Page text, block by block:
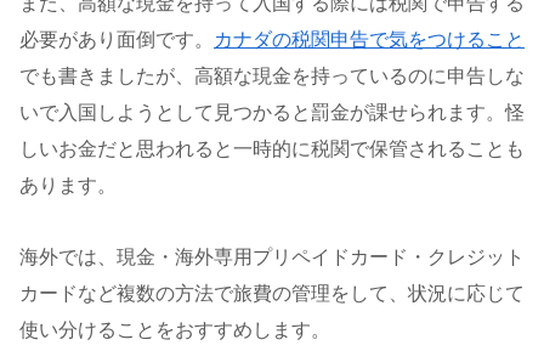
必要があり面倒です。
カナダの税関申告で気をつけること
でも書きましたが、高額な現金を持っているのに申告しな
いで入国しようとして見つかると罰金が課せられます。怪
しいお金だと思われると一時的に税関で保管されることも
あります。
海外では、現金・海外専用プリペイドカード・クレジット
カードなど複数の方法で旅費の管理をして、状況に応じて
使い分けることをおすすめします。